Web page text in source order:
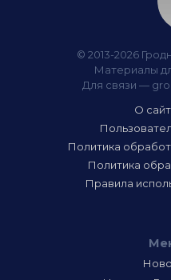
© 2013-2026
Материалы
Для связи —
О
Политика
Политика
Правила